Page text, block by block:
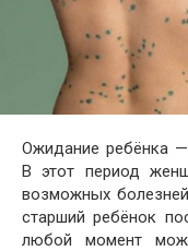
Ожидание ребёнка —
В этот период
возможных
старший ребёнок
любой момент